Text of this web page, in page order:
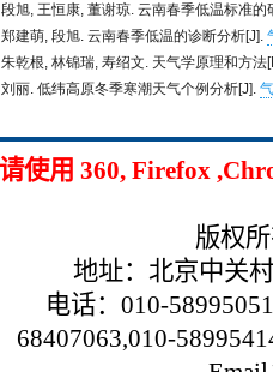
段旭, 王恒康, 董谢琼. 云南春季低温标准的
郑建萌, 段旭. 云南春季低温的诊断分析[J].
朱乾根, 林锦瑞, 寿绍文. 天气学原理和方
刘丽. 低纬高原冬季寒潮天气个例分析[J].